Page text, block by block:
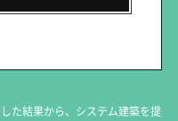
た結果から、システム建築を提